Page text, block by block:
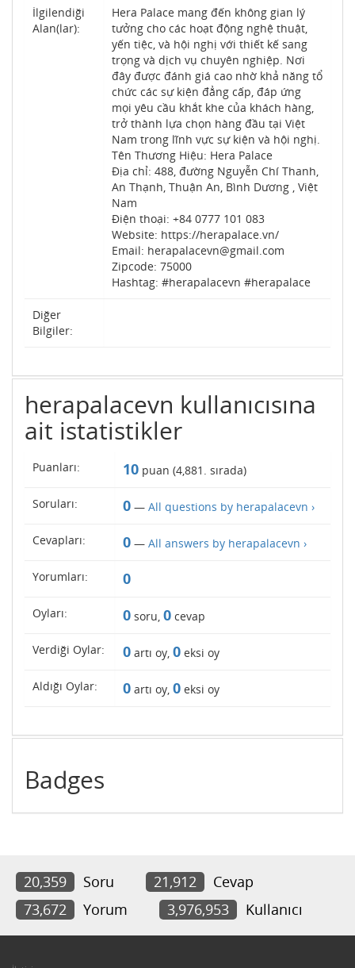
İlgilendiği
Alan(lar):
Hera Palace mang đến không gian lý
tưởng cho các hoạt động nghệ thuật,
yến tiệc, và hội nghị với thiết kế sang
trọng và dịch vụ chuyên nghiệp. Nơi
đây được đánh giá cao nhờ khả năng tổ
chức các sự kiện đẳng cấp, đáp ứng
mọi yêu cầu khắt khe của khách hàng,
trở thành lựa chọn hàng đầu tại Việt
Nam trong lĩnh vực sự kiện và hội nghị.
Tên Thương Hiệu: Hera Palace
Địa chỉ: 488, đường Nguyễn Chí Thanh,
An Thạnh, Thuận An, Bình Dương , Việt
Nam
Điện thoại: +84 0777 101 083
Website: https://herapalace.vn/
Email: herapalacevn@gmail.com
Zipcode: 75000
Hashtag: #herapalacevn #herapalace
Diğer
Bilgiler:
herapalacevn kullanıcısına
ait istatistikler
Puanları: 10 puan (4,881 . sırada)
Soruları: 0 — All questions by herapalacevn ›
Cevapları: 0 — All answers by herapalacevn ›
Yorumları: 0
Oyları: 0 soru, 0 cevap
Verdiği Oylar: 0 artı oy, 0 eksi oy
Aldığı Oylar: 0 artı oy, 0 eksi oy
Badges
20,359 Soru 21,912
Cevap
73,672
Yorum 3,976,953 Kullanıcı